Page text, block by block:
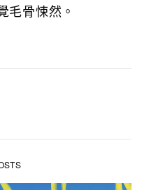
毛骨悚然。